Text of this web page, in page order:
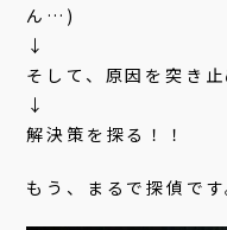
ん…)
↓
そして、原因を突き止
↓
解決策を探る！！
もう、まるで探偵です